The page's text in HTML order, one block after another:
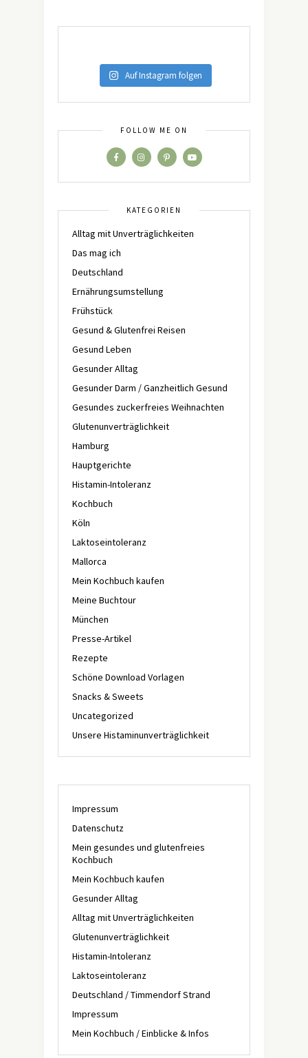
Auf Instagram folgen
FOLLOW ME ON
KATEGORIEN
Alltag mit Unverträglichkeiten
Das mag ich
Deutschland
Ernährungsumstellung
Frühstück
Gesund & Glutenfrei Reisen
Gesund Leben
Gesunder Alltag
Gesunder Darm / Ganzheitlich Gesund
Gesundes zuckerfreies Weihnachten
Glutenunverträglichkeit
Hamburg
Hauptgerichte
Histamin-Intoleranz
Kochbuch
Köln
Laktoseintoleranz
Mallorca
Mein Kochbuch kaufen
Meine Buchtour
München
Presse-Artikel
Rezepte
Schöne Download Vorlagen
Snacks & Sweets
Uncategorized
Unsere Histaminunverträglichkeit
Impressum
Datenschutz
Mein gesundes und glutenfreies
Kochbuch
Mein Kochbuch kaufen
Gesunder Alltag
Alltag mit Unverträglichkeiten
Glutenunverträglichkeit
Histamin-Intoleranz
Laktoseintoleranz
Deutschland / Timmendorf Strand
Impressum
Mein Kochbuch / Einblicke & Infos